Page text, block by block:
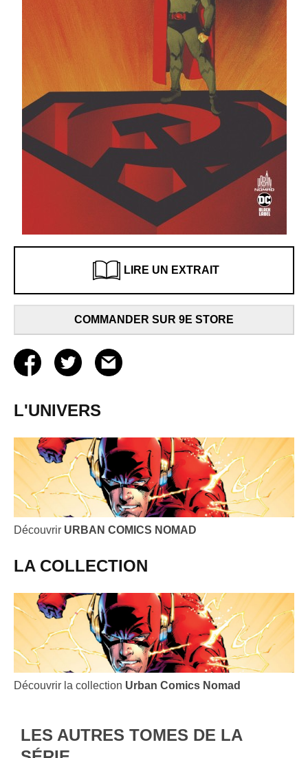
LIRE UN EXTRAIT
COMMANDER SUR 9E STORE
L'UNIVERS
Découvrir URBAN COMICS NOMAD
LA COLLECTION
Découvrir la collection Urban Comics Nomad
LES AUTRES TOMES DE LA